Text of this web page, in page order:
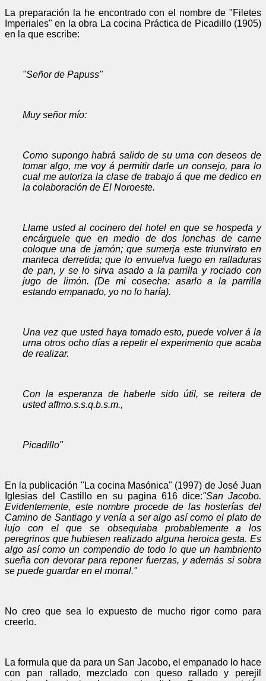
La preparación la he encontrado con el nombre de "Filetes
Imperiales" en la obra La cocina Práctica de Picadillo (1905)
en la que escribe:
"Señor de Papuss"
Muy señor mío:
Como supongo habrá salido de su urna con deseos de
tomar algo, me voy á permitir darle un consejo, para lo
cual me autoriza la clase de trabajo á que me dedico en
la colaboración de El Noroeste.
Llame usted al cocinero del hotel en que se hospeda y
encárguele que en medio de dos lonchas de carne
coloque una de jamón; que sumerja este triunvirato en
manteca derretida; que lo envuelva luego en ralladuras
de pan, y se lo sirva asado a la parrilla y rociado con
jugo de limón. (De mi cosecha: asarlo a la parrilla
estando empanado, yo no lo haría).
Una vez que usted haya tomado esto, puede volver á la
urna otros ocho días a repetir el experimento que acaba
de realizar.
Con la esperanza de haberle sido útil, se reitera de
usted affmo.s.s.q.b.s.m.,
Picadillo"
En la publicación "La cocina Masónica" (1997) de José Juan
Iglesias del Castillo en su pagina 616 dice:"San Jacobo.
Evidentemente, este nombre procede de las hosterías del
Camino de Santiago y venía a ser algo así como el plato de
lujo con el que se obsequiaba probablemente a los
peregrinos que hubiesen realizado alguna heroica gesta. Es
algo así como un compendio de todo lo que un hambriento
sueña con devorar para reponer fuerzas, y además si sobra
se puede guardar en el morral."
No creo que sea lo expuesto de mucho rigor como para
creerlo.
La formula que da para un San Jacobo, el empanado lo hace
con pan rallado, mezclado con queso rallado y perejil